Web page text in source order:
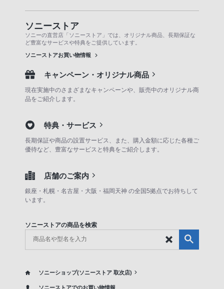
ソニーストア
ソニーの直営店「ソニーストア」では、オリジナル商品、長期保証な
ど豊富なサービスや特典をご提供しています。
ソニーストアお買い物情報
キャンペーン・オリジナル商品
現在実施中のさまざまなキャンペーンや、販売中のオリジナル商
品をご紹介します。
特典・サービス
長期保証や商品の設置サービス、また、購入金額に応じた各種ご
優待など、豊富なサービスと特典をご紹介します。
店舗のご案内
銀座・札幌・名古屋・大阪・福岡天神 の全国5拠点でお待ちして
います。
ソニーストアの商品を検索
ソニーショップ(ソニーストア 取次店)
ソニーストアでのお買い物情報